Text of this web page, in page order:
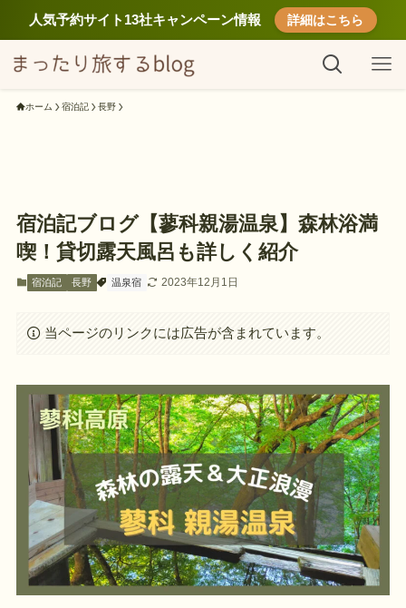
人気予約サイト13社キャンペーン情報 詳細はこちら
ホーム 宿泊記 長野
宿泊記ブログ【蓼科親湯温泉】森林浴満
喫！貸切露天風呂も詳しく紹介
宿泊記 長野 温泉宿 2023年12月1日
当ページのリンクには広告が含まれています。